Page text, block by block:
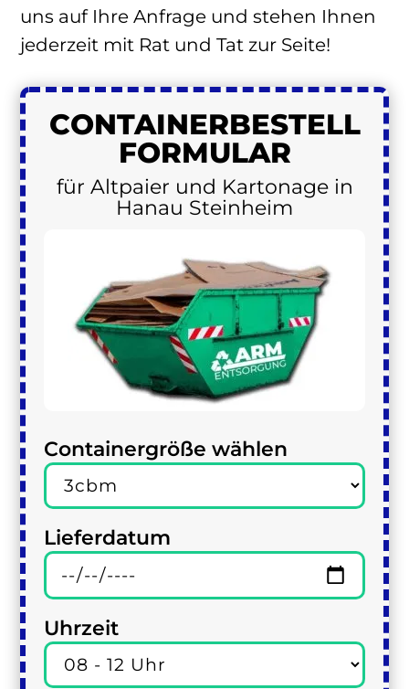
uns auf Ihre Anfrage und stehen Ihnen
jederzeit mit Rat und Tat zur Seite!
CONTAINERBESTELL
FORMULAR
für Altpaier und Kartonage in
Hanau Steinheim
Containergröße wählen
Lieferdatum
Uhrzeit